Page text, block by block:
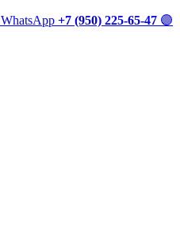
WhatsApp +7 (950) 225-65-47 🟣